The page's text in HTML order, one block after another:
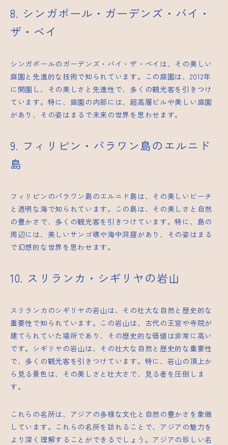
8. シンガポール・ガーデンズ・バイ・
ザ・ベイ
シンガポールのガーデンズ・バイ・ザ・ベイは、その美しい
庭園と先進的な技術で知られています。この庭園は、2012年
に開園し、その美しさと先進性で、多くの観光客を引きつけ
ています。特に、庭園の内部には、超高層ビルや美しい庭園
があり、その姿はまるで未来の世界を思わせます。
9. フィリピン・パラワン島のエルニド
島
フィリピンのパラワン島のエルニド島は、その美しいビーチ
と透明な海で知られています。この島は、その美しさと自然
の豊かさで、多くの観光客を引きつけています。特に、島の
周辺には、美しいサンゴ礁や海中洞窟があり、その姿はまる
で幻想的な世界を思わせます。
10. スリランカ・シギリヤの岩山
スリランカのシギリヤの岩山は、その壮大な自然と歴史的な
重要性で知られています。この岩山は、古代の王宮や寺院が
建てられていた場所であり、その歴史的な価値は非常に高い
です。シギリヤの岩山は、その壮大な自然と歴史的な重要性
で、多くの観光客を引きつけています。特に、岩山の頂上か
ら見る景色は、その美しさと壮大さで、見る者を圧倒しま
す。
これらの名所は、アジアの多様な文化と自然の豊かさを象徴
しています。これらの名所を訪れることで、アジアの魅力を
より深く理解することができるでしょう。アジアの珍しい名